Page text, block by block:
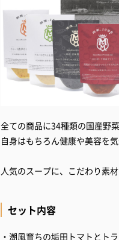
全ての商品に34種類の国産野
自身はもちろん健康や美容を
人気のスープに、こだわり素
セット内容
・潮風育ちの垢田トマトとト